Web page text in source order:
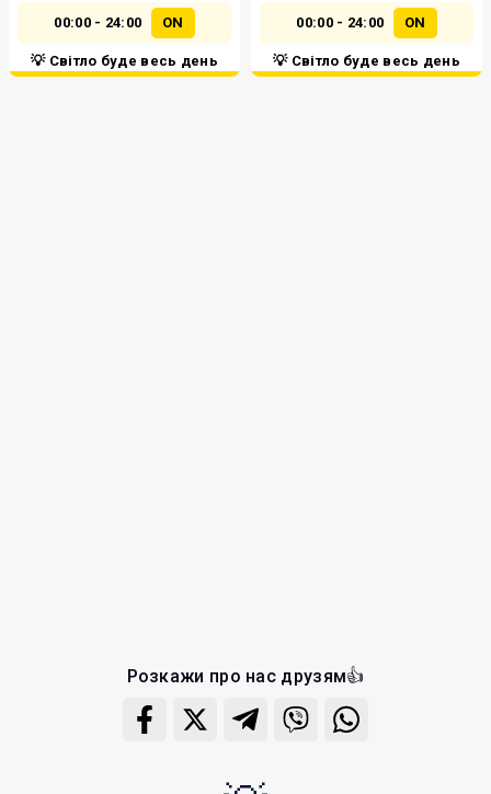
00:00 - 24:00 ON
💡 Світло буде весь день
00:00 - 24:00 ON
💡 Світло буде весь день
Розкажи про нас друзям👍